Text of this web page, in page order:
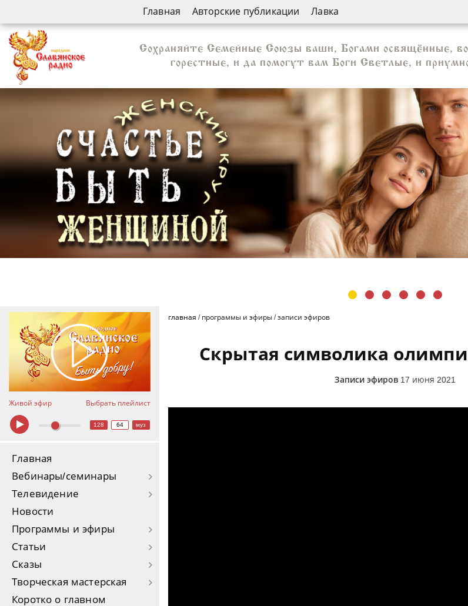
Главная Авторские публикации Лавка
Сохраняйте Семейные Союзы ваши, Богами освящённые,
горестные, и да помогут вам Боги Светлые, и
Живой эфир Выбрать плейлист
128 64 муз
Главная
Вебинары/семинары
Телевидение
Новости
Программы и эфиры
Статьи
Сказы
Творческая мастерская
Коротко о главном
главная / программы и эфиры/записи эфиров
Скрытая символика
Записи эфиров 17 июня 2021